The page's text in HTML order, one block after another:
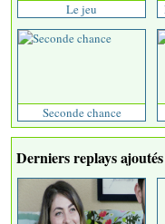
Le jeu
Seconde chance
Derniers replays